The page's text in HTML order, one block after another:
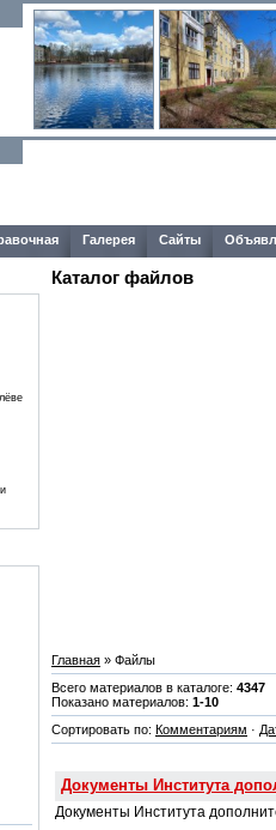
Галерея Сайты
Каталог файлов
Главная » Файлы
Всего материалов в каталоге: 4347
Показано материалов: 1-10
Сортировать по: Комментариям ·
Документы Института
Документы Института